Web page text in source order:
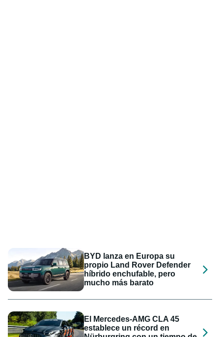
BYD lanza en Europa su
propio Land Rover Defender
híbrido enchufable, pero
mucho más barato
El Mercedes-AMG CLA 45
establece un récord en